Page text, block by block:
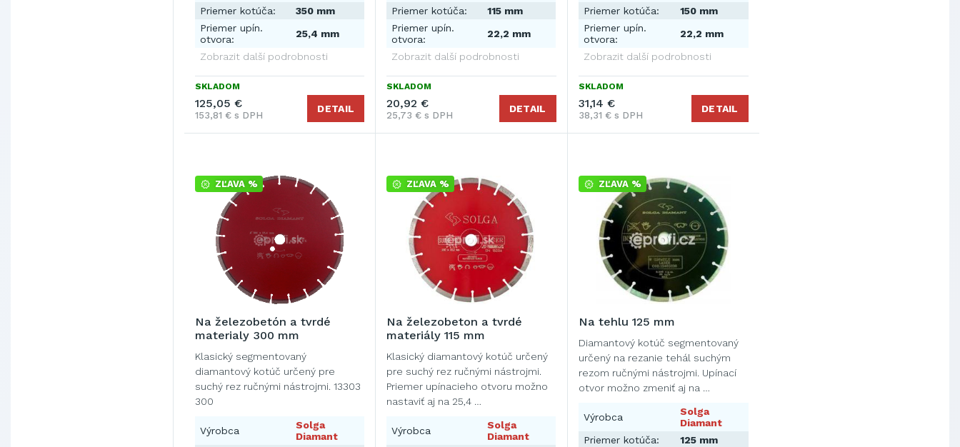
Priemer kotúča:
350 mm
Priemer upín.
otvora:
25,4 mm
Zobrazit další podrobnosti
SKLADOM
125,05 €
153,81 € s DPH
DETAIL
Priemer kotúča:
115 mm
Priemer upín.
otvora:
22,2 mm
Zobrazit další podrobnosti
SKLADOM
20,92 €
25,73 € s DPH
DETAIL
Priemer kotúča:
150 mm
Priemer upín.
otvora:
22,2 mm
Zobrazit další podrobnosti
SKLADOM
31,14 €
38,31 € s DPH
DETAIL
ZĽAVA %
Na železobetón a tvrdé
materialy 300 mm
Klasický segmentovaný
diamantový kotúč určený pre
suchý rez ručnými nástrojmi. 13303
300
Výrobca
Solga
Diamant
ZĽAVA %
Na železobeton a tvrdé
materiály 115 mm
Klasický diamantový kotúč určený
pre suchý rez ručnými nástrojmi.
Priemer upínacieho otvoru možno
nastaviť aj na 25,4 …
Výrobca
Solga
Diamant
ZĽAVA %
Na tehlu 125 mm
Diamantový kotúč segmentovaný
určený na rezanie tehál suchým
rezom ručnými nástrojmi. Upínací
otvor možno zmeniť aj na …
Výrobca
Solga
Diamant
Priemer kotúča:
125 mm